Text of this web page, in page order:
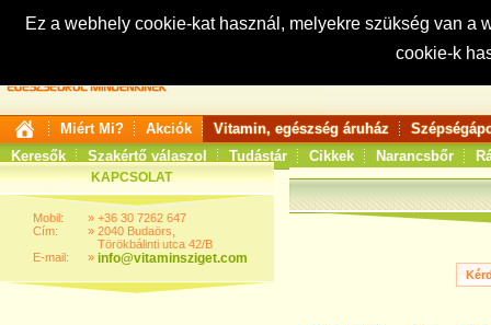
Ez a webhely cookie-kat használ, melyekre szükség van
cookie-k
Keresés:
Miért Mi? Akciók Vitamin, egészség áruház
Keresők
Szakértő válaszol Tudástár Cikkek Narancsbőr
KAPCSOLAT
Mobil:
Cím:
E-mail:
»
»
»
+36 30 7262 647
2040 Budaörs,
Törökbálinti utca 42/B
info@vitaminsziget.com